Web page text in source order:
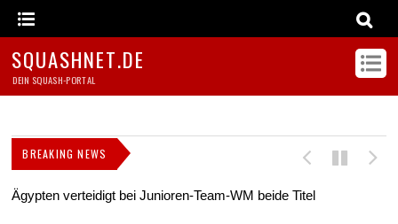
SQUASHNET.DE
DEIN SQUASH-PORTAL
BREAKING NEWS
Ägypten verteidigt bei Junioren-Team-WM beide Titel